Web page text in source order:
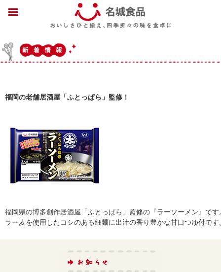
福岡の老舗居酒屋「ふとっぱら」監修！
福岡県の博多創作居酒屋「ふとっぱら」監修の『ラーソーメン』です
ラー麦を使用したコシのある細麺に出汁の香り豊かな甘口つゆ付です